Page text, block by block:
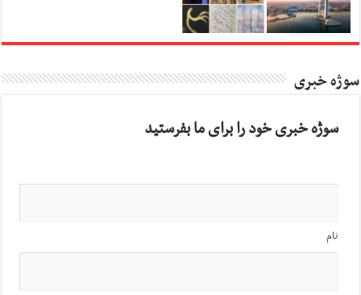
سوژه خبری
سوژه خبری خود را برای ما بفرستید
نام